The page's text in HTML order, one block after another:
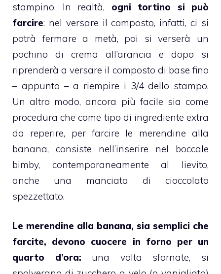
stampino. In realtà, ogni tortino si può
farcire: nel versare il composto, infatti, ci si
potrà fermare a metà, poi si verserà un
pochino di crema all’arancia e dopo si
riprenderà a versare il composto di base fino
– appunto – a riempire i 3/4 dello stampo.
Un altro modo, ancora più facile sia come
procedura che come tipo di ingrediente extra
da reperire, per farcire le merendine alla
banana, consiste nell’inserire nel boccale
bimby, contemporaneamente al lievito,
anche una manciata di cioccolato
spezzettato.
Le merendine alla banana, sia semplici che
farcite, devono cuocere in forno per un
quarto d’ora: una volta sfornate, si